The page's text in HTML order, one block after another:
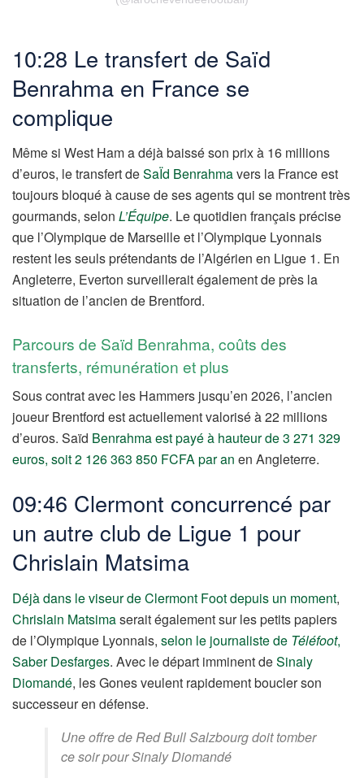
10:28 Le transfert de Saïd
Benrahma en France se
complique
Même si West Ham a déjà baissé son prix à 16 millions
d’euros, le transfert deSaÏd Benrahmavers la France est
toujours bloqué à cause de ses agents qui se montrent très
gourmands, selon L’Équipe. Le quotidien français précise
que l’Olympique de Marseille et l’Olympique Lyonnais
restent les seuls prétendants de l’Algérien en Ligue 1. En
Angleterre, Everton surveillerait également de près la
situation de l’ancien de Brentford.
Parcours de Saïd Benrahma, coûts des
transferts, rémunération et plus
Sous contrat avec les Hammers jusqu’en 2026, l’ancien
joueur Brentford est actuellement valorisé à 22 millions
d’euros. Saïd Benrahma est payé à hauteur de 3 271 329
euros, soit 2 126 363 850 FCFA par an en Angleterre.
09:46 Clermont concurrencé par
un autre club de Ligue 1 pour
Chrislain Matsima
Déjà dans le viseur de Clermont Foot depuis un moment,
Chrislain Matsimaserait également sur les petits papiers
de l’Olympique Lyonnais, selon le journaliste de Téléfoot,
Saber Desfarges. Avec le départ imminent deSinaly
Diomandé, les Gones veulent rapidement boucler son
successeur en défense.
Une offre de Red Bull Salzbourg doit tomber
ce soir pour Sinaly Diomandé